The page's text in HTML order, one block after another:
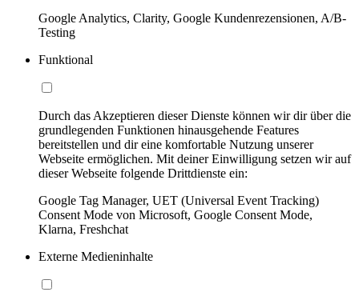
Google Analytics, Clarity, Google Kundenrezensionen, A/B-
Testing
Funktional
Durch das Akzeptieren dieser Dienste können wir dir über die
grundlegenden Funktionen hinausgehende Features
bereitstellen und dir eine komfortable Nutzung unserer
Webseite ermöglichen. Mit deiner Einwilligung setzen wir auf
dieser Webseite folgende Drittdienste ein:
Google Tag Manager, UET (Universal Event Tracking)
Consent Mode von Microsoft, Google Consent Mode,
Klarna, Freshchat
Externe Medieninhalte